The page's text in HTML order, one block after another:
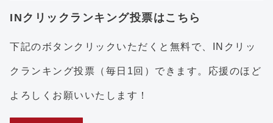
INクリックランキング投票はこちら
下記のボタンクリックいただくと無料で、INクリッ
クランキング投票（毎日1回）できます。応援のほど
よろしくお願いいたします！